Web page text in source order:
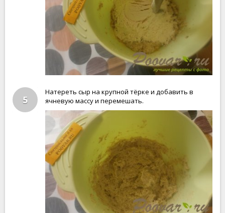
5
Натереть сыр на крупной тёрке и добавить в
ячневую массу и перемешать.